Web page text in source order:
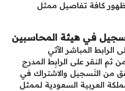
ظهور كافة تفاصيل ممثل
في هيئة المحاسبين
المباشر الآتي
ثم النقر على الرابِط المدرج
من التَسجيل والاشتراك في
العربية السعودية لممثل